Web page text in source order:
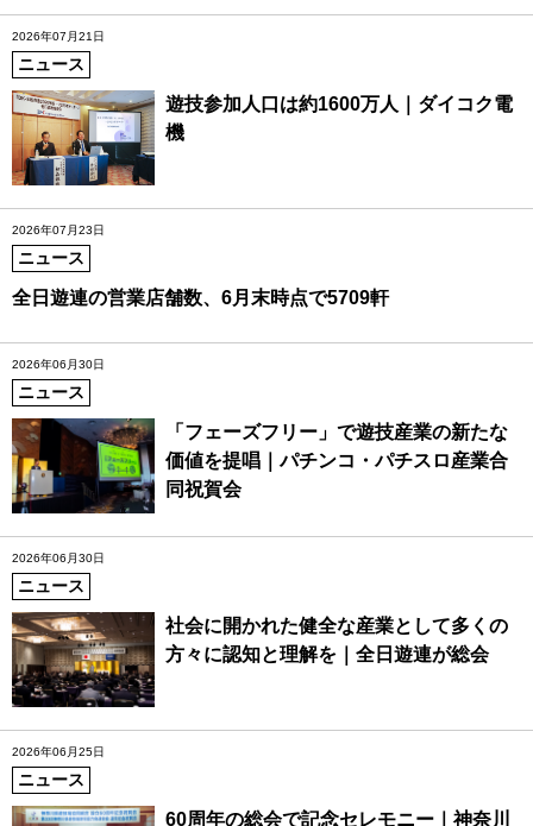
2026年07月21日
ニュース
遊技参加人口は約1600万人｜ダイコク電
機
2026年07月23日
ニュース
全日遊連の営業店舗数、6月末時点で5709軒
2026年06月30日
ニュース
「フェーズフリー」で遊技産業の新たな
価値を提唱｜パチンコ・パチスロ産業合
同祝賀会
2026年06月30日
ニュース
社会に開かれた健全な産業として多くの
方々に認知と理解を｜全日遊連が総会
2026年06月25日
ニュース
60周年の総会で記念セレモニー｜神奈川